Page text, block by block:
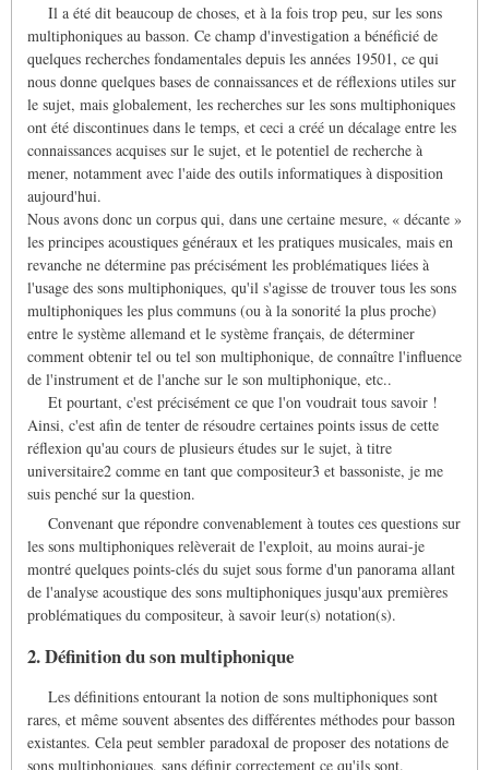
Il a été dit beaucoup de choses, et à la fois trop peu, sur les sons
multiphoniques au basson. Ce champ d'investigation a bénéficié de
quelques recherches fondamentales depuis les années 19501, ce qui
nous donne quelques bases de connaissances et de réflexions utiles sur
le sujet, mais globalement, les recherches sur les sons multiphoniques
ont été discontinues dans le temps, et ceci a créé un décalage entre les
connaissances acquises sur le sujet, et le potentiel de recherche à
mener, notamment avec l'aide des outils informatiques à disposition
aujourd'hui.
Nous avons donc un corpus qui, dans une certaine mesure, « décante »
les principes acoustiques généraux et les pratiques musicales, mais en
revanche ne détermine pas précisément les problématiques liées à
l'usage des sons multiphoniques, qu'il s'agisse de trouver tous les sons
multiphoniques les plus communs (ou à la sonorité la plus proche)
entre le système allemand et le système français, de déterminer
comment obtenir tel ou tel son multiphonique, de connaître l'influence
de l'instrument et de l'anche sur le son multiphonique, etc..
Et pourtant, c'est précisément ce que l'on voudrait tous savoir !
Ainsi, c'est afin de tenter de résoudre certaines points issus de cette
réflexion qu'au cours de plusieurs études sur le sujet, à titre
universitaire2 comme en tant que compositeur3 et bassoniste, je me
suis penché sur la question.
Convenant que répondre convenablement à toutes ces questions sur
les sons multiphoniques relèverait de l'exploit, au moins aurai-je
montré quelques points-clés du sujet sous forme d'un panorama allant
de l'analyse acoustique des sons multiphoniques jusqu'aux premières
problématiques du compositeur, à savoir leur(s) notation(s).
2. Définition du son multiphonique
Les définitions entourant la notion de sons multiphoniques sont
rares, et même souvent absentes des différentes méthodes pour basson
existantes. Cela peut sembler paradoxal de proposer des notations de
sons multiphoniques, sans définir correctement ce qu'ils sont.